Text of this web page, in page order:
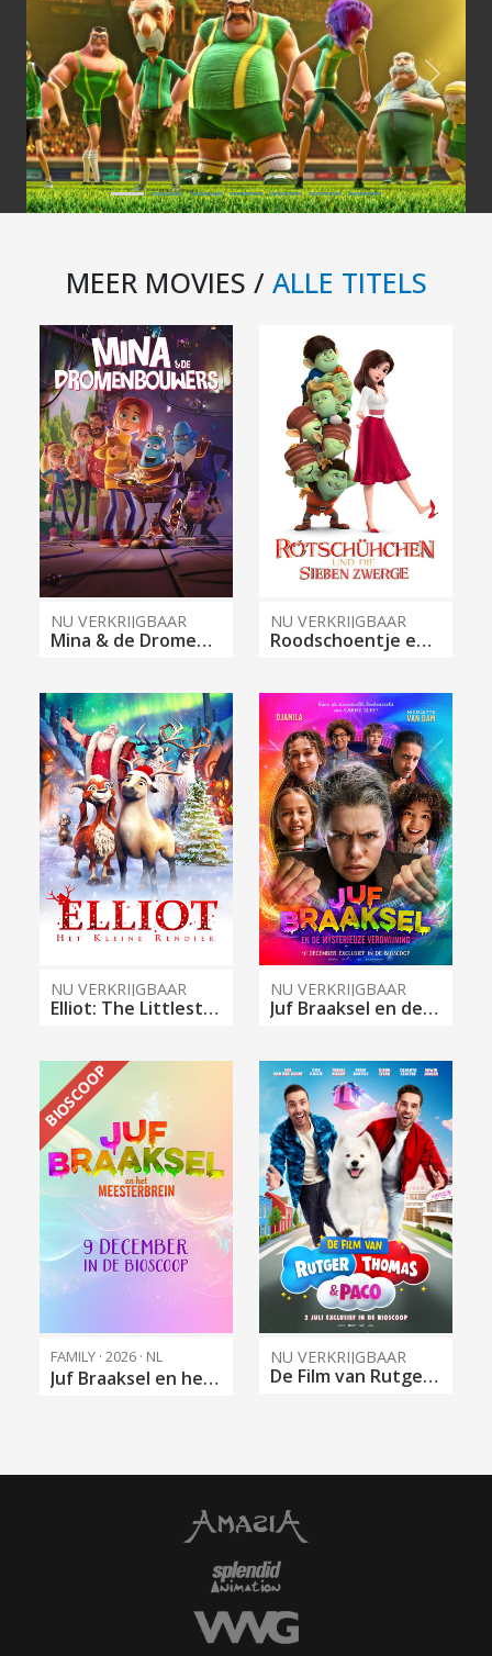
Previous Next
MEER MOVIES / ALLE TITELS
NU VERKRIJGBAAR
Mina & de Dromenbouwers
NU VERKRIJGBAAR
Roodschoentje en de Zeven Dwergen
NU VERKRIJGBAAR
Elliot: The Littlest Reindeer
NU VERKRIJGBAAR
Juf Braaksel en de Mysterieuze Verdwijning
BIOSCOOP
FAMILY · 2026 · NL
Juf Braaksel en het Meesterbrein
NU VERKRIJGBAAR
De Film van Rutger, Thomas & Paco